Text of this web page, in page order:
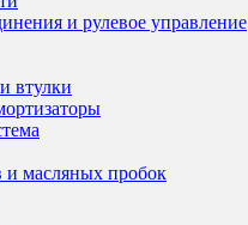
и рулевое управление
втулки
масляных пробок